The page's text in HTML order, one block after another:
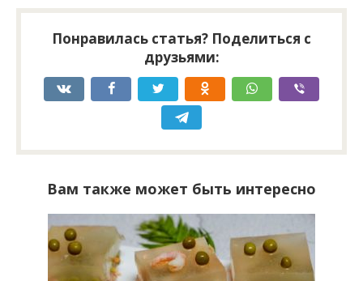
Понравилась статья? Поделиться с
друзьями:
Вам также может быть интересно